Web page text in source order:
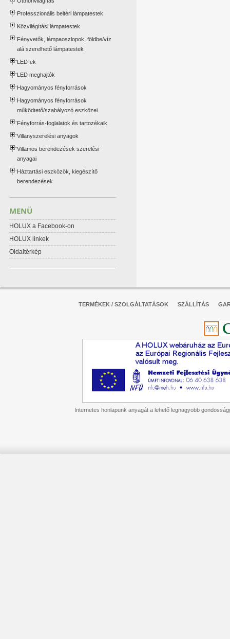
Professzionális beltéri lámpatestek
Közvilágítási lámpatestek
Fényvetők, lámpaoszlopok, földbe/víz
alá szerelhető lámpatestek
LED-ek
LED meghajtók
Hagyományos fényforrások
Hagyományos fényforrások
működtető/szabályozó eszközei
Fényforrás-foglalatok és tartozékaik
Villanyszerelési anyagok
Villamos berendezések szerelési
anyagai
Háztartási eszközök, kiegészítő
berendezések
MENÜ
HOLUX a Facebook-on
HOLUX linkek
Oldaltérkép
TERMÉKEK / SZOLGÁLTATÁSOK SZÁLLÍTÁS
Internetes honlapunk anyagát a lehető legnagyobb